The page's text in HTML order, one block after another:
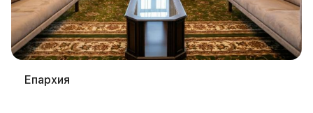
Епархия